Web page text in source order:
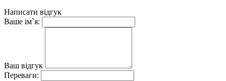
Написати відгук
Ваше ім`я:
Ваш відгук
Переваги: